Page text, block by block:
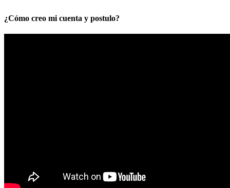
¿Cómo creo mi cuenta y postulo?